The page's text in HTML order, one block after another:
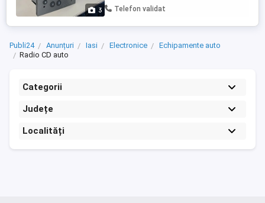
3 Telefon validat
Publi24 Anunțuri Iasi Electronice
Echipamente auto
Radio CD auto
Categorii
Județe
Localități